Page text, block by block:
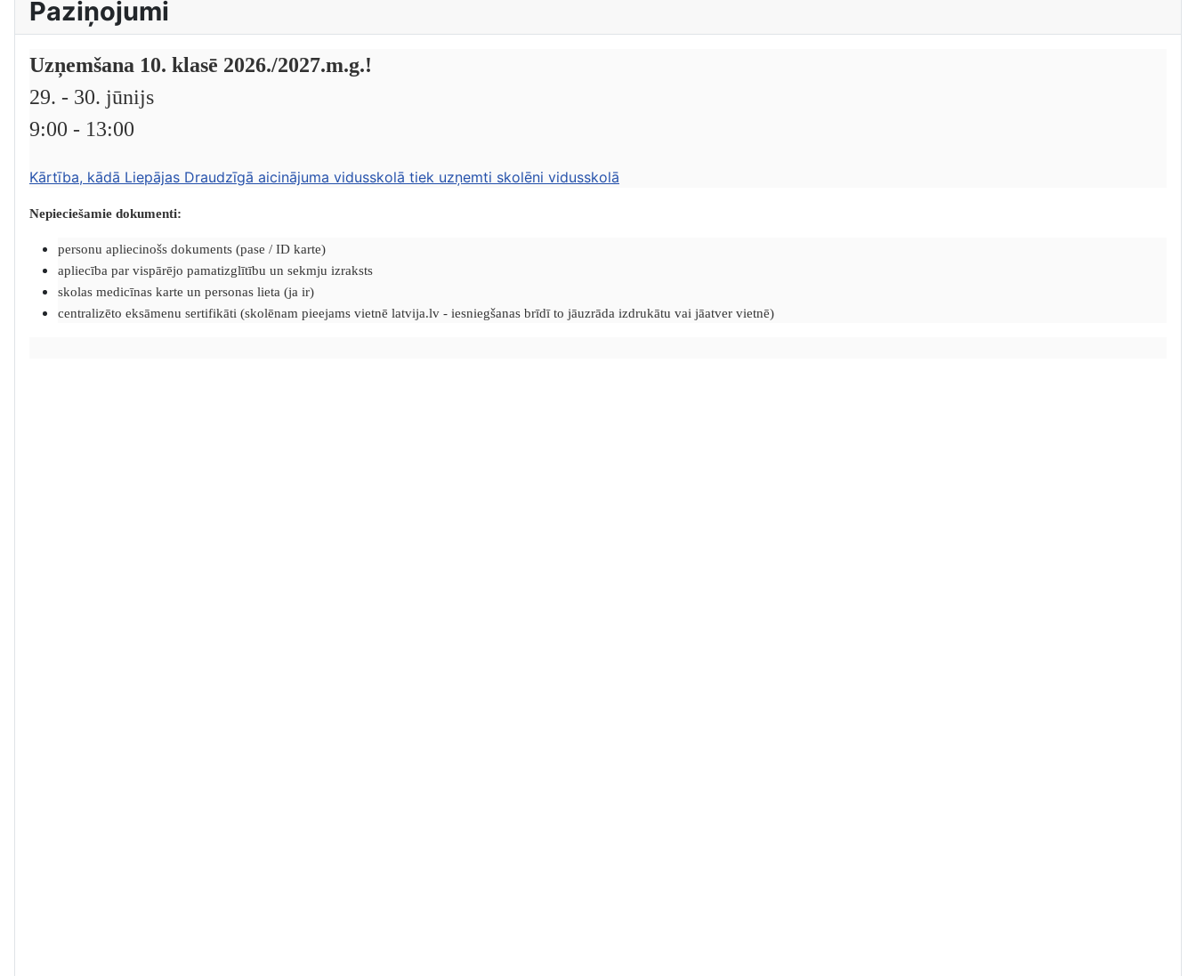
Paziņojumi
Uzņemšana 10. klasē 2026./2027.m.g.!
29. - 30. jūnijs
9:00 - 13:00
Kārtība, kādā Liepājas Draudzīgā aicinājuma vidusskolā tiek uzņemti skolēni vidusskolā
Nepieciešamie dokumenti:
personu apliecinošs dokuments (pase / ID karte)
apliecība par vispārējo pamatizglītību un sekmju izraksts
skolas medicīnas karte un personas lieta (ja ir)
centralizēto eksāmenu sertifikāti (skolēnam pieejams vietnē latvija.lv - iesniegšanas brīdī to jāuzrāda izdrukātu vai jāatver vietnē)